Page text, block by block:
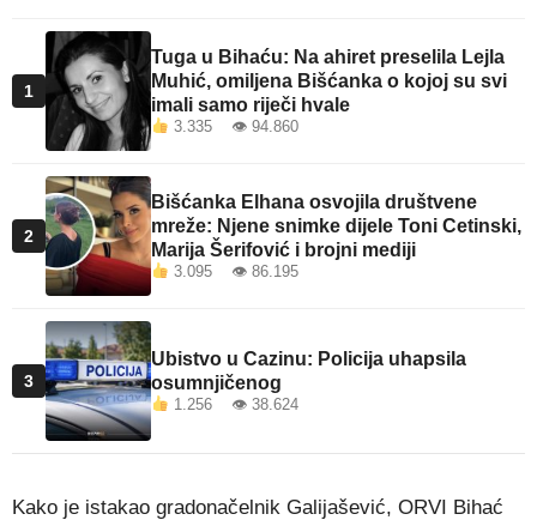
1
Tuga u Bihaću: Na ahiret preselila Lejla
Muhić, omiljena Bišćanka o kojoj su svi
imali samo riječi hvale
3.335 👁 94.860
2
Bišćanka Elhana osvojila društvene
mreže: Njene snimke dijele Toni Cetinski,
Marija Šerifović i brojni mediji
3.095 👁 86.195
3
Ubistvo u Cazinu: Policija uhapsila
osumnjičenog
1.256 👁 38.624
Kako je istakao gradonačelnik Galijašević, ORVI Bihać